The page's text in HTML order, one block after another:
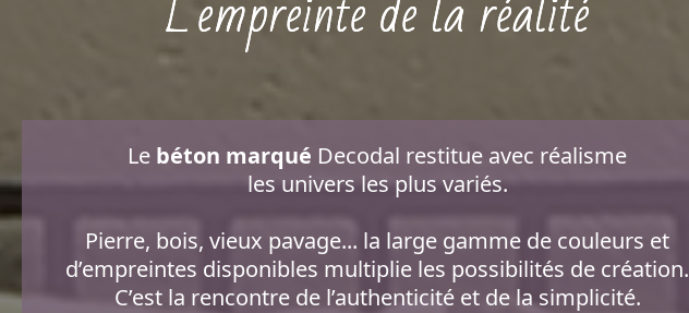
Le béton marqué Decodal restitue avec réalisme
les univers les plus variés.
Pierre, bois, vieux pavage... la large gamme de couleurs et
d’empreintes disponibles multiplie les possibilités de création.
C’est la rencontre de l’authenticité et de la simplicité.